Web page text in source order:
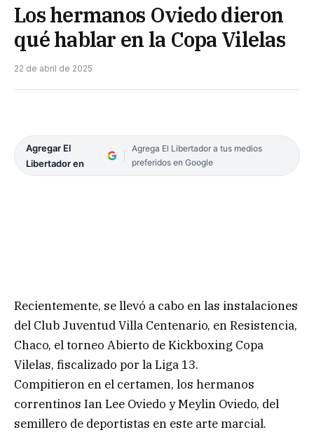
Los hermanos Oviedo dieron
qué hablar en la Copa Vilelas
22 de abril de 2025
Agregar El
Libertador en
Agrega El Libertador a tus medios
preferidos en Google
Recientemente, se llevó a cabo en las instalaciones
del Club Juventud Villa Centenario, en Resistencia,
Chaco, el torneo Abierto de Kickboxing Copa
Vilelas, fiscalizado por la Liga 13.
Compitieron en el certamen, los hermanos
correntinos Ian Lee Oviedo y Meylin Oviedo, del
semillero de deportistas en este arte marcial.